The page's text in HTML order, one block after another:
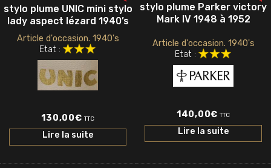
stylo plume UNIC mini stylo
lady aspect lézard 1940’s
Article d'occasion. 1940's
Etat :
130,00€ TTC
Lire la suite
stylo plume Parker victory
Mark IV 1948 à 1952
Article d'occasion. 1940's
Etat :
140,00€ TTC
Lire la suite